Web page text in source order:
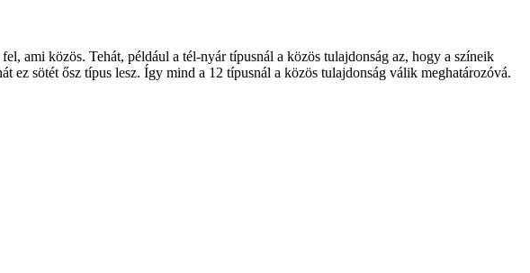
ami közös. Tehát, például a tél-nyár típusnál a közös tulajdonság az, hogy a színeik
ez sötét ősz típus lesz. Így mind a 12 típusnál a közös tulajdonság válik meghatározóvá.